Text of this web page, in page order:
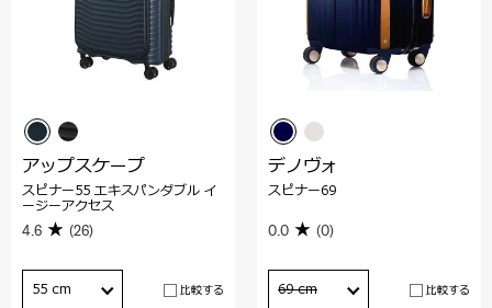
アップスケープ
スピナー55 エキスパンダブル イ
ージーアクセス
4.6 (26)
55 cm 比較する
デノヴォ
スピナー69
0.0 (0)
69 cm 比較する